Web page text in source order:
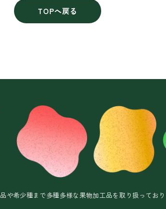
TOPへ戻る
や希少種まで多種多様な果物加工品を取り扱ってお